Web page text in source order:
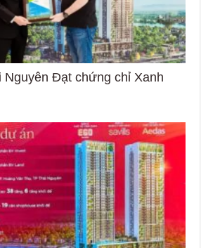
Nguyên Đạt chứng chỉ Xanh